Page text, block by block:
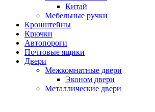
Китай
Мебельные ручки
Кронштейны
Крючки
Автопороги
Почтовые ящики
Двери
Межкомнатные двери
Эконом двери
Металлические двери